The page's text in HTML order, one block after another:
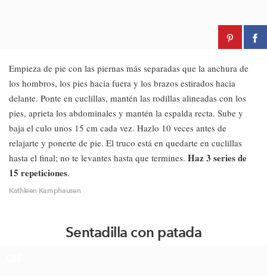
Empieza de pie con las piernas más separadas que la anchura de
los hombros, los pies hacia fuera y los brazos estirados hacia
delante. Ponte en cuclillas, mantén las rodillas alineadas con los
pies, aprieta los abdominales y mantén la espalda recta. Sube y
baja el culo unos 15 cm cada vez. Hazlo 10 veces antes de
relajarte y ponerte de pie. El truco está en quedarte en cuclillas
hasta el final; no te levantes hasta que termines. Haz 3 series de
15 repeticiones.
Kathleen Kamphausen
Sentadilla con patada